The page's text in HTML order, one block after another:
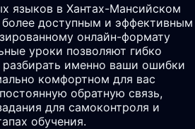
языков в Хантах-Мансийском
доступным и эффективным
онлайн-формату
уроки позволяют гибко
разбирать именно ваши ошибки
комфортном для вас
обратную связь,
для самоконтроля и
обучения.